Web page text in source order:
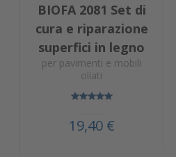
BIOFA 2081 Set di
cura e riparazione
superfici in legno
per pavimenti e mobili
oliati
19,40 €